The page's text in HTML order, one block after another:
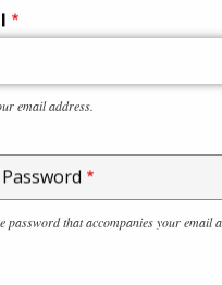
email address.
Password
password that accompanies your email